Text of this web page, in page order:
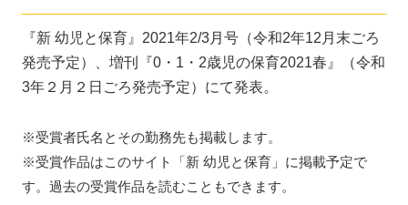
『新 幼児と保育』2021年2/3月号（令和2年12月末ごろ
発売予定）、増刊『0・1・2歳児の保育2021春』（令和
3年２月２日ごろ発売予定）にて発表。
※受賞者氏名とその勤務先も掲載します。
※受賞作品はこのサイト「新 幼児と保育」に掲載予定で
す。過去の受賞作品を読むこともできます。